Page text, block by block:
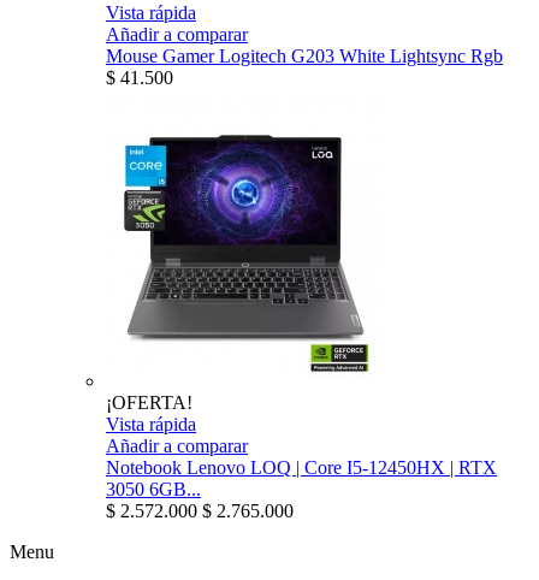
Vista rápida
Añadir a comparar
Mouse Gamer Logitech G203 White Lightsync Rgb
$ 41.500
¡OFERTA!
Vista rápida
Añadir a comparar
Notebook Lenovo LOQ | Core I5-12450HX | RTX
3050 6GB...
$ 2.572.000 $ 2.765.000
Menu